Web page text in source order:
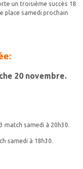
un troisième succès 18
place samedi prochain
20 novembre.
match samedi à 20h30.
samedi à 18h30.